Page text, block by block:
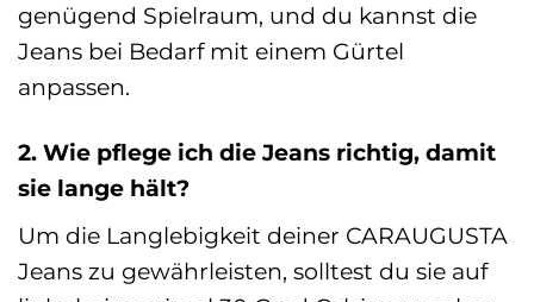
genügend Spielraum, und du kannst die
Jeans bei Bedarf mit einem Gürtel
anpassen.
2. Wie pflege ich die Jeans richtig, damit
sie lange hält?
Um die Langlebigkeit deiner CARAUGUSTA
Jeans zu gewährleisten, solltest du sie auf